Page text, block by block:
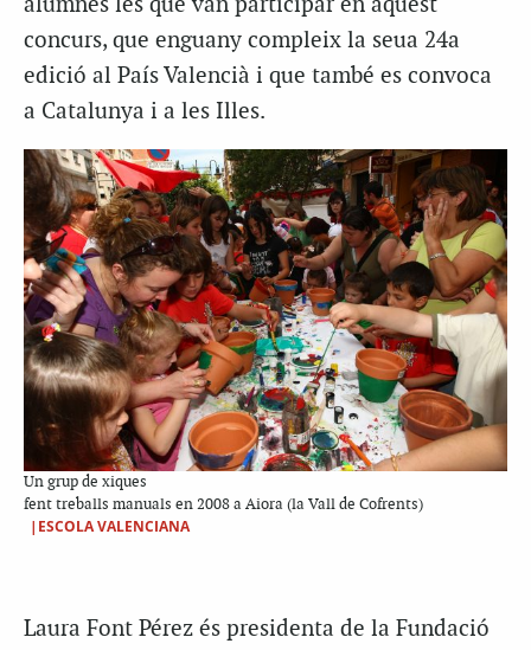
concurs, que enguany compleix la seua 24a
edició al País Valencià i que també es convoca
a Catalunya i a les Illes.
Un grup de xiques
fent treballs manuals en 2008 a Aiora (la Vall de Cofrents)
|ESCOLA VALENCIANA
Laura Font Pérez és presidenta de la Fundació